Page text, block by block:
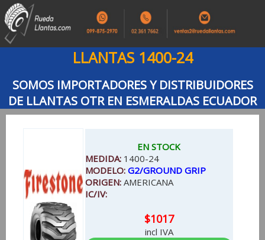
LLANTAS 1400-24
SOMOS IMPORTADORES Y DISTRIBUIDORES
DE LLANTAS OTR EN ESMERALDAS ECUADOR
EN STOCK
MEDIDA: 1400-24
MODELO: G2/GROUND GRIP
ORIGEN: AMERICANA
IC/IV:
$1017
incl IVA